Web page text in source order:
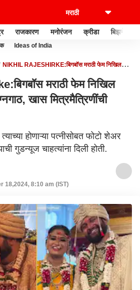
राजकारण मनोरंजन क्रीडा बिझनेस
Ideas of India
NIKHIL RAJESHIRKE:बिगबॉस मराठी फेम निखिल
मराठी फेम निखिल
खास मित्रमैत्रिणींची
होणाऱ्या पत्नीसोबत फोटो शेअर
गुडन्यूज चाहत्यांना दिली होती.
18,2024, 8:10 am (IST)